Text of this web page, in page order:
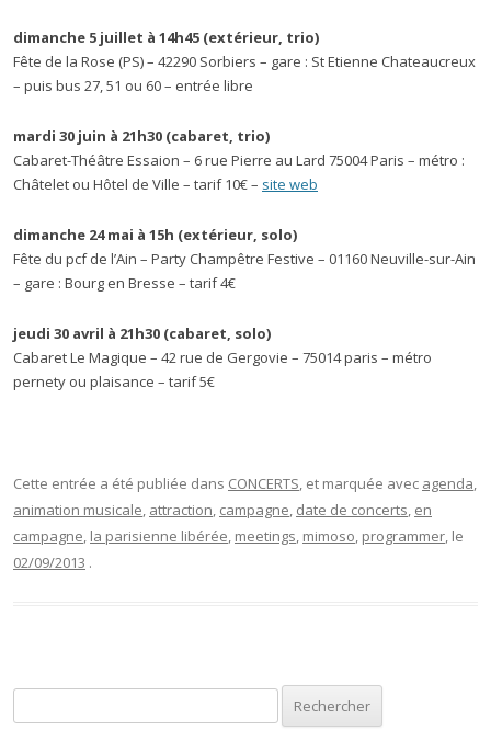
dimanche 5 juillet à 14h45 (extérieur, trio)
Fête de la Rose (PS) – 42290 Sorbiers – gare : St Etienne Chateaucreux
– puis bus 27, 51 ou 60 – entrée libre
mardi 30 juin à 21h30 (cabaret, trio)
Cabaret-Théâtre Essaion – 6 rue Pierre au Lard 75004 Paris – métro :
Châtelet ou Hôtel de Ville – tarif 10€ – site web
dimanche 24 mai à 15h (extérieur, solo)
Fête du pcf de l’Ain – Party Champêtre Festive – 01160 Neuville-sur-Ain
– gare : Bourg en Bresse – tarif 4€
jeudi 30 avril à 21h30 (cabaret, solo)
Cabaret Le Magique – 42 rue de Gergovie – 75014 paris – métro
pernety ou plaisance – tarif 5€
Cette entrée a été publiée dans CONCERTS, et marquée avec agenda,
animation musicale, attraction, campagne, date de concerts, en
campagne, la parisienne libérée, meetings, mimoso, programmer, le
02/09/2013 .